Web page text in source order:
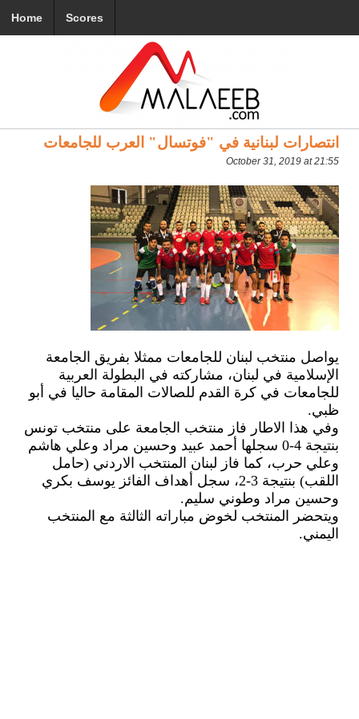
Home Scores
انتصارات لبنانية في "فوتسال" العرب للجامعات
October 31, 2019 at 21:55
يواصل منتخب لبنان للجامعات ممثلا بفريق الجامعة
الإسلامية في لبنان، مشاركته في البطولة العربية
للجامعات في كرة القدم للصالات المقامة حاليا في أبو
ظبي.
وفي هذا الاطار فاز منتخب الجامعة على منتخب تونس
بنتيجة 4-0 سجلها
أحمد عبيد وحسين مراد وعلي هاشم
وعلي حرب، كما فاز لبنان المنتخب الاردني (حامل
اللقب) بنتيجة 3-2، سجل أهداف الفائز يوسف بكري
وحسين مراد وطوني سليم.
ويتحضر المنتخب لخوض مباراته الثالثة مع المنتخب
اليمني.